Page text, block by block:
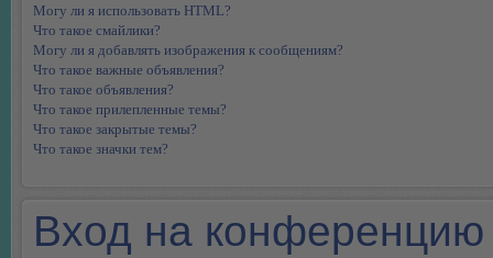
Могу ли я использовать HTML?
Что такое смайлики?
Могу ли я добавлять изображения к сообщениям?
Что такое важные объявления?
Что такое объявления?
Что такое прилепленные темы?
Что такое закрытые темы?
Что такое значки тем?
Вход на конференцию